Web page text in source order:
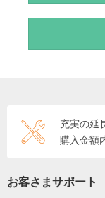
充実の延
購入金額
お客さまサポート